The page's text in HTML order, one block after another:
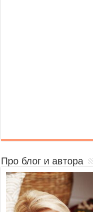
Про блог и автора